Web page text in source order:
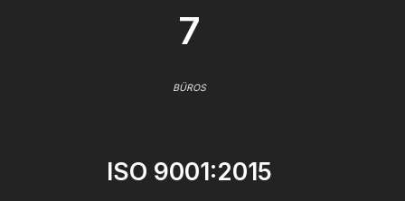
7
BÜROS
ISO 9001:2015